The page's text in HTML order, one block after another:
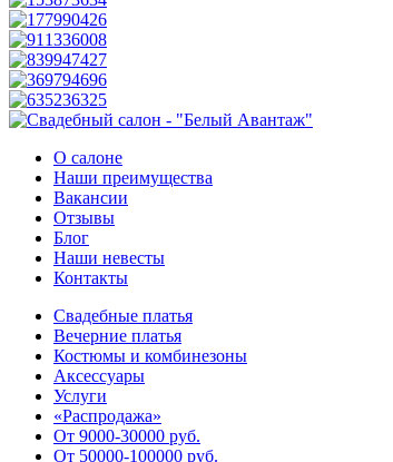
О салоне
Наши преимущества
Вакансии
Отзывы
Блог
Наши невесты
Контакты
Свадебные платья
Вечерние платья
Костюмы и комбинезоны
Аксессуары
Услуги
«Распродажа»
От 9000-30000 руб.
От 50000-100000 руб.